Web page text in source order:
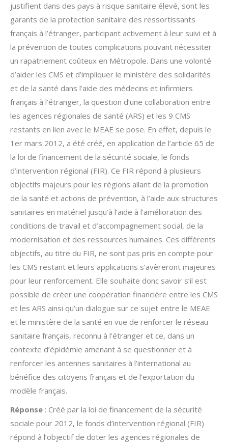
justifient dans des pays à risque sanitaire élevé, sont les
garants de la protection sanitaire des ressortissants
français à l’étranger, participant activement à leur suivi et à
la prévention de toutes complications pouvant nécessiter
un rapatriement coûteux en Métropole. Dans une volonté
d’aider les CMS et d’impliquer le ministère des solidarités
et de la santé dans l’aide des médecins et infirmiers
français à l’étranger, la question d’une collaboration entre
les agences régionales de santé (ARS) et les 9 CMS
restants en lien avec le MEAE se pose. En effet, depuis le
1er mars 2012, a été créé, en application de l’article 65 de
la loi de financement de la sécurité sociale, le fonds
d’intervention régional (FIR). Ce FIR répond à plusieurs
objectifs majeurs pour les régions allant de la promotion
de la santé et actions de prévention, à l’aide aux structures
sanitaires en matériel jusqu’à l’aide à l’amélioration des
conditions de travail et d’accompagnement social, de la
modernisation et des ressources humaines. Ces différents
objectifs, au titre du FIR, ne sont pas pris en compte pour
les CMS restant et leurs applications s’avèreront majeures
pour leur renforcement. Elle souhaite donc savoir s’il est
possible de créer une coopération financière entre les CMS
et les ARS ainsi qu’un dialogue sur ce sujet entre le MEAE
et le ministère de la santé en vue de renforcer le réseau
sanitaire français, reconnu à l’étranger et ce, dans un
contexte d’épidémie amenant à se questionner et à
renforcer les antennes sanitaires à l’international au
bénéfice des citoyens français et de l’exportation du
modèle français.
Réponse : Créé par la loi de financement de la sécurité
sociale pour 2012, le fonds d’intervention régional (FIR)
répond à l’objectif de doter les agences régionales de